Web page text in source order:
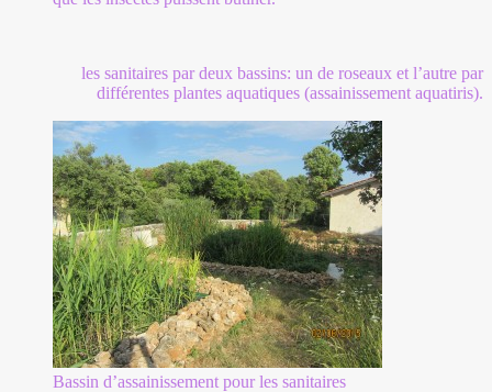
les sanitaires par deux bassins: un de roseaux et l’autre par
différentes plantes aquatiques (assainissement aquatiris).
Bassin d’assainissement pour les sanitaires